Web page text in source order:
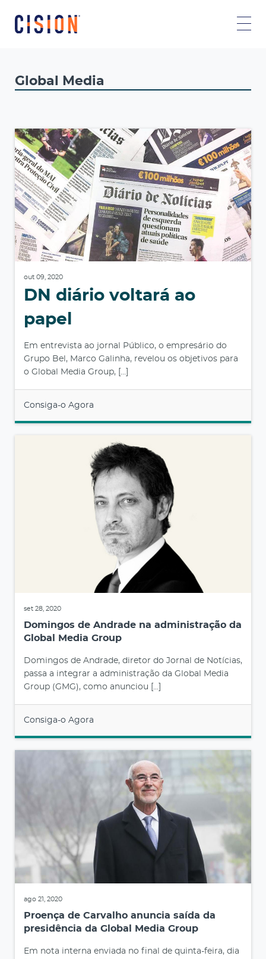
Global Media
out 09, 2020
DN diário voltará ao
papel
Em entrevista ao jornal Público, o empresário do
Grupo Bel, Marco Galinha, revelou os objetivos para
o Global Media Group, […]
Consiga-o Agora
set 28, 2020
Domingos de Andrade na administração da
Global Media Group
Domingos de Andrade, diretor do Jornal de Notícias,
passa a integrar a administração da Global Media
Group (GMG), como anunciou […]
Consiga-o Agora
ago 21, 2020
Proença de Carvalho anuncia saída da
presidência da Global Media Group
Em nota interna enviada no final de quinta-feira, dia